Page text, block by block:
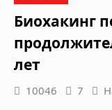
Биохакинг
лет
10046 7